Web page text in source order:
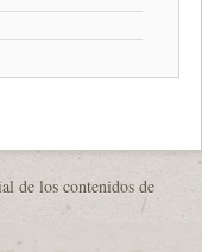
de los contenidos de